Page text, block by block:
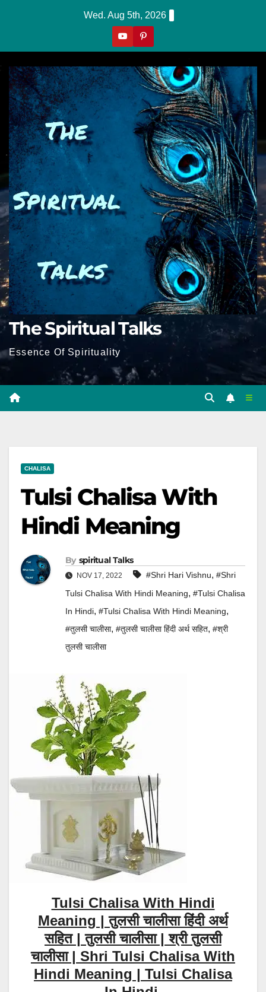
Wed. Aug 5th, 2026
The Spiritual Talks
Essence Of Spirituality
CHALISA
Tulsi Chalisa With
Hindi Meaning
By Spiritual Talks
NOV 17, 2022 #shri Hari Vishnu, #Shri
Tulsi Chalisa With Hindi Meaning, #Tulsi Chalisa
In Hindi, #Tulsi Chalisa With Hindi Meaning,
#तुलसी चालीसा, #तुलसी चालीसा हिंदी अर्थ सहित, #श्री
तुलसी चालीसा
Tulsi Chalisa With Hindi
Meaning | तुलसी चालीसा हिंदी अर्थ
सहित | तुलसी चालीसा | श्री तुलसी
चालीसा | Shri Tulsi Chalisa With
Hindi Meaning | Tulsi Chalisa